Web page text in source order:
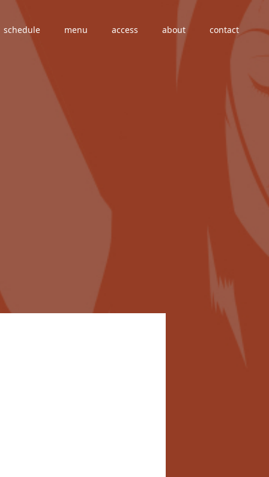
schedule menu access about contact